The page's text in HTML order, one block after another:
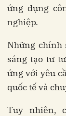
ứng dụng
nghiệp.
Những chính
sáng tạo tư
ứng với yêu
quốc tế và
Tuy nhiên,